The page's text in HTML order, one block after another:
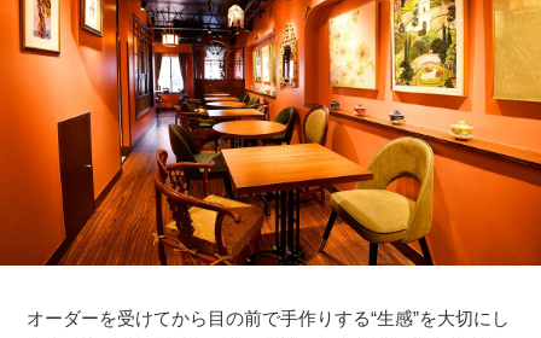
オーダーを受けてから目の前で手作りする“生感”を大切にし